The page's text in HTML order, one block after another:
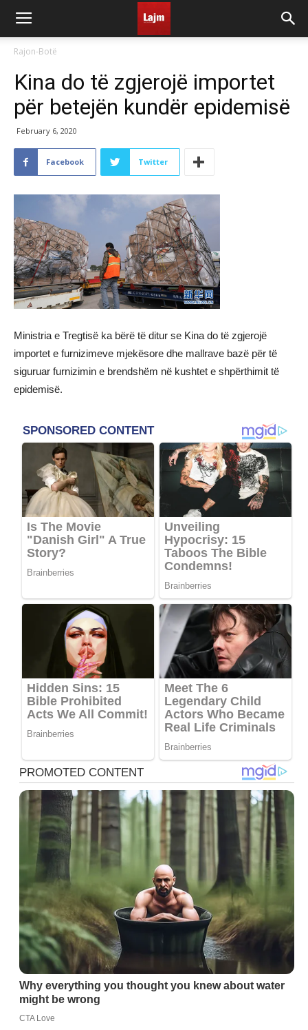
Rajon-Botë
Kina do të zgjerojë importet
për betejën kundër epidemisë
February 6, 2020
Facebook Twitter
Ministria e Tregtisë ka bërë të ditur se Kina do të zgjerojë
importet e furnizimeve mjekësore dhe mallrave bazë për të
siguruar furnizimin e brendshëm në kushtet e shpërthimit të
epidemisë.